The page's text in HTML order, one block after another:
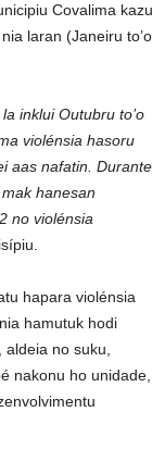
Covalima kazu
laran (Janeiru to’o
inklui Outubru to’o
violénsia hasoru
aas nafatin. Durante
hanesan
no violénsia
hapara violénsia
hamutuk hodi
no suku,
nakonu ho unidade,